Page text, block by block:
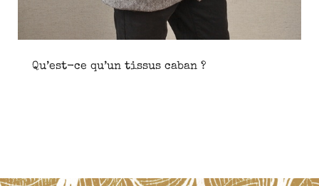
Qu’est-ce qu’un tissus caban ?